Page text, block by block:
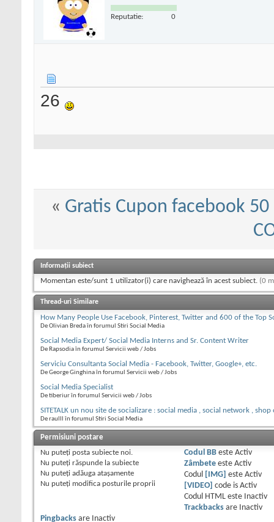
Reputatie: 0
26
« Gratis Cupon facebook 50
Informații subiect
Momentan este/sunt 1 utilizator(i) care navighează în acest subiect. (0
Thread-uri Similare
How Many People Use Facebook, Pinterest, Twitter and 600 of the Top
De Olivian Breda în forumul Stiri Social Media
Social Media Expert/ Social Media Interns and Sr. Content Writer
De Rapsodia în forumul Servicii web / Jobs
Serviciu Consultanta Social Media - Facebook, Twitter, Google+, etc.
De George Ginghina în forumul Servicii web / Jobs
Social Media Specialist
De tiberiur în forumul Servicii web / Jobs
SITETALK un nou site de socializare : social media , social network , shop
De raulll în forumul Stiri Social Media
Permisiuni postare
Nu puteţi posta subiecte noi.
Nu puteţi răspunde la subiecte
Nu puteţi adăuga ataşamente
Nu puteţi modifica posturile proprii
Codul BBeste Activ
Zâmbeteeste Activ
Codul
[IMG] este Activ
[VIDEO] code is Activ
Codul HTML este
Inactiv
Trackbacksare
Inactiv
Pingbacks are
Inactiv